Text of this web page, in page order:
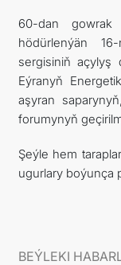
60-dan gowrak
hödürlenýän
sergisiniň açylyş
Eýranyň
aşyran
forumynyň
Şeýle hem
ugurlary boýunça
BEÝLEKI